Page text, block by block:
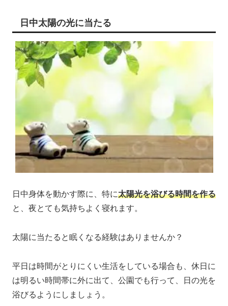
日中太陽の光に当たる
日中身体を動かす際に、特に太陽光を浴びる時間を作る
と、夜とても気持ちよく寝れます。
太陽に当たると眠くなる経験はありませんか？
平日は時間がとりにくい生活をしている場合も、休日に
は明るい時間帯に外に出て、公園でも行って、日の光を
浴びるようにしましょう。